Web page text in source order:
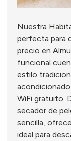
Nuestra
perfecta para
precio en
funcional
estilo
WiFi gratuito.
secador de
sencilla,
ideal para